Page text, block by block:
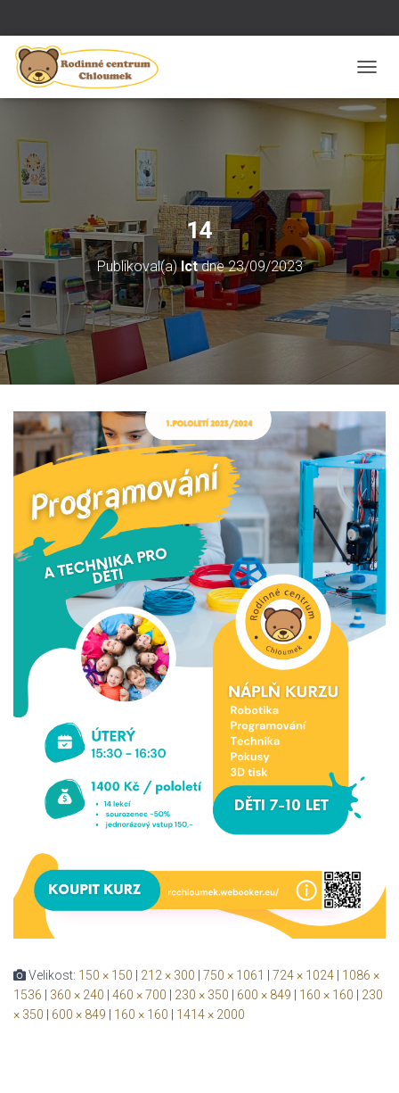
Ř
E
T
N
A
V
I
G
A
14
Publikoval(a)Ictdne23/09/2023
Velikost: 150 × 150 212 × 300 750 × 1061 724 × 1024
1086 ×
1536
360 × 240 460 × 700 230 × 350 600 × 849 160 × 160
230
× 350
600 × 849 160 × 160 1414 × 2000